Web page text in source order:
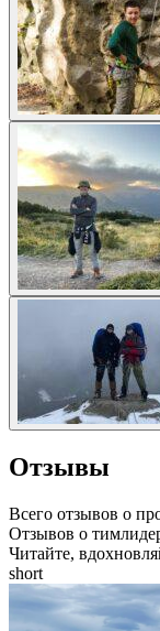
Отзывы
Всего отзывов о
Отзывов о
Читайте,
short